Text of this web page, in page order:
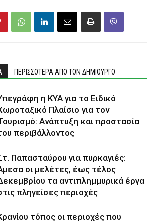
ΠΕΡΙΣΣΟΤΕΡΑ ΑΠΟ ΤΟΝ ΔΗΜΙΟΥΡΓΟ
η ΚΥΑ για το Ειδικό
Πλαίσιο για τον
Ανάπτυξη και προστασία
περιβάλλοντος
Παπασταύρου για πυρκαγιές:
οι μελέτες, έως τέλος
τα αντιπλημμυρικά έργα
πληγείσες περιοχές
τόπος οι περιοχές που